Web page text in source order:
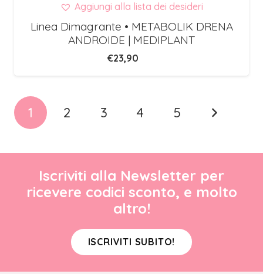
Aggiungi alla lista dei desideri
Linea Dimagrante • METABOLIK DRENA
ANDROIDE | MEDIPLANT
€23,90
1 2 3 4 5
Iscriviti alla Newsletter per
ricevere codici sconto, e molto
altro!
ISCRIVITI SUBITO!